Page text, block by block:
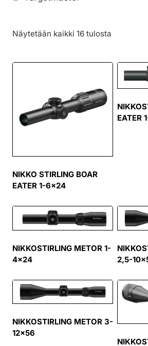
Näytetään kaikki 16 tulosta
NIKKO STIRLING BOAR
EATER 1-6×24
EATER
NIKKOSTIRLING METOR 1-
4×24
2,5-
NIKKOSTIRLING METOR 3-
12×56